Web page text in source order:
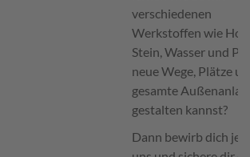
verschiedenen
Werkstoffen wie
Stein, Wasser und
neue Wege, Plätze
gesamte
gestalten kannst?
Dann bewirb dich